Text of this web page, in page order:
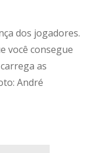
dos jogadores.
você consegue
as
André